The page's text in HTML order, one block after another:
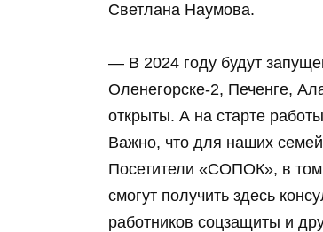
Светлана Наумова.
— В 2024 году будут
Оленегорске-2, Печенге,
открыты. А на старте
Важно, что для наших
Посетители «СОПОК», в том
смогут получить здесь
работников соцзащиты и